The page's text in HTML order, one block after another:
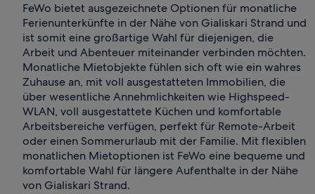
FeWo bietet ausgezeichnete Optionen für monatliche
Ferienunterkünfte in der Nähe von Gialiskari Strand und
ist somit eine großartige Wahl für diejenigen, die
Arbeit und Abenteuer miteinander verbinden möchten.
Monatliche Mietobjekte fühlen sich oft wie ein wahres
Zuhause an, mit voll ausgestatteten Immobilien, die
über wesentliche Annehmlichkeiten wie Highspeed-
WLAN, voll ausgestattete Küchen und komfortable
Arbeitsbereiche verfügen, perfekt für Remote-Arbeit
oder einen Sommerurlaub mit der Familie. Mit flexiblen
monatlichen Mietoptionen ist FeWo eine bequeme und
komfortable Wahl für längere Aufenthalte in der Nähe
von Gialiskari Strand.